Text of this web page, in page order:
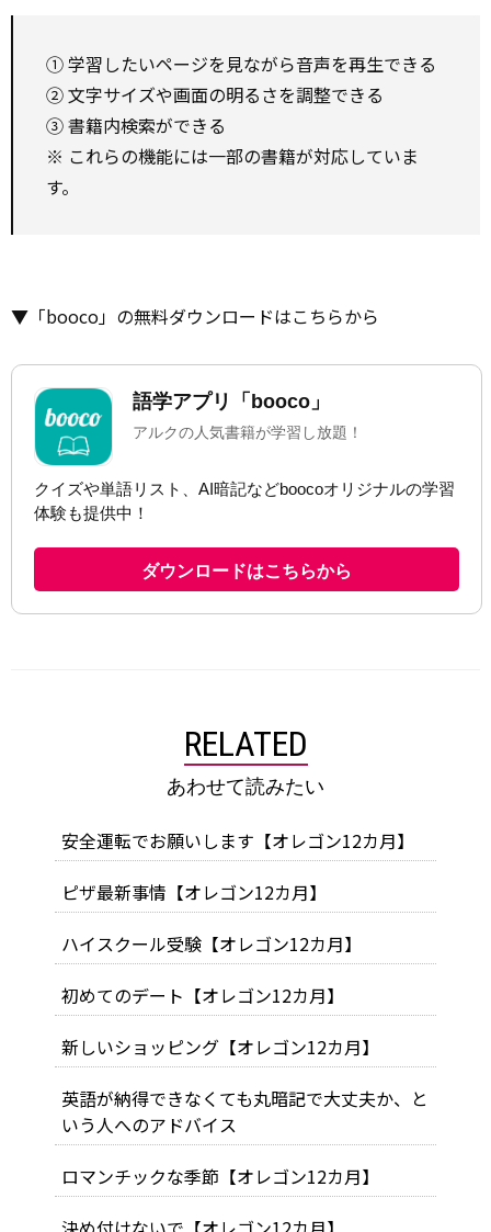
① 学習したいページを見ながら音声を再生できる
② 文字サイズや画面の明るさを調整できる
③ 書籍内検索ができる
※ これらの機能には一部の書籍が対応していま
す。
▼「booco」の無料ダウンロードはこちらから
RELATED
あわせて読みたい
安全運転でお願いします【オレゴン12カ月】
ピザ最新事情【オレゴン12カ月】
ハイスクール受験【オレゴン12カ月】
初めてのデート【オレゴン12カ月】
新しいショッピング【オレゴン12カ月】
英語が納得できなくても丸暗記で大丈夫か、と
いう人へのアドバイス
ロマンチックな季節【オレゴン12カ月】